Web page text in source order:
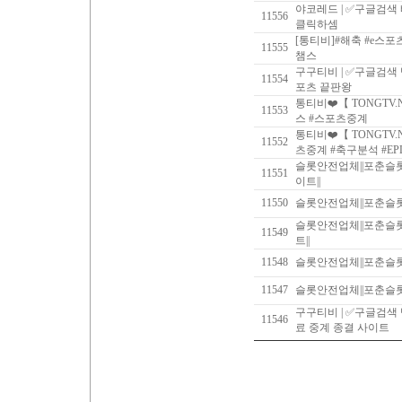
11556
야코레드 | ✅구글검
클릭하셈
11555
[통티비]#해축 #e스포
챔스
11554
구구티비 | ✅구글검
포츠 끝판왕
11553
통티비❤️【
스 #스포츠중계
11552
통티비❤️【
츠중계 #축구분석
11551
슬롯안전업체||포춘슬
이트||
11550
슬롯안전업체||포춘슬
11549
슬롯안전업체||포춘슬
트||
11548
슬롯안전업체||포춘슬
11547 슬롯안전업체||포춘슬
11546
구구티비 | ✅구글검
료 중계 종결 사이트